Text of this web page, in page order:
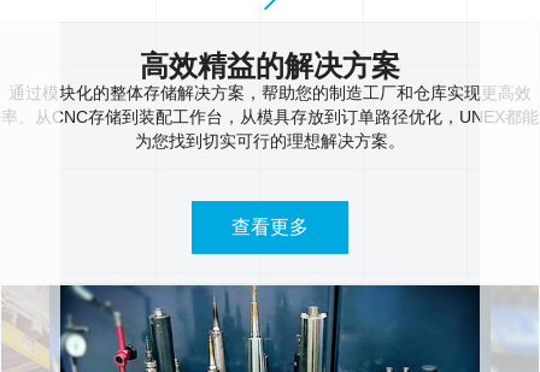
高效精益的解决方案
通过模块化的整体存储解决方案，帮助您的制造工厂和仓库实现更高效
率。从CNC存储到装配工作台，从模具存放到订单路径优化，UNEX都能
为您找到切实可行的理想解决方案。
查看更多